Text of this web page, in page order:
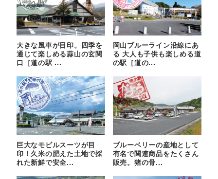
大きな風車が目印。四季を
通じて楽しめる蒜山の玄関
口［道の駅 ...
岡山ブルーライン沿線にあ
る 大人も子供も楽しめる道
の駅［道の...
巨大なモビルスーツが目
印！久米の肥えた土地で採
れた新鮮で安全...
ブルーベリーの産地として
有名で関連商品をたくさん
販売。猪の骨...